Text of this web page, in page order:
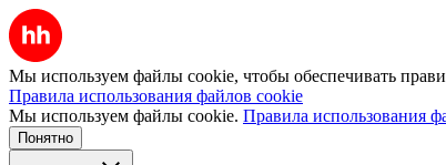
Мы используем файлы cookie, чтобы обеспечивать
Правила использования файлов cookie
Мы используем файлы cookie. Правила использования
Понятно